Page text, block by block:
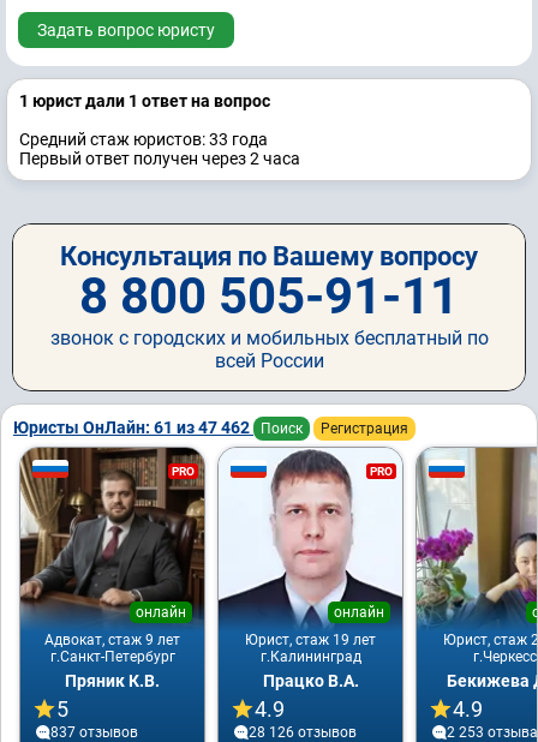
Задать вопрос юристу
1 юрист дали 1 ответ на вопрос
Средний стаж юристов: 33 годa
Первый ответ получен через 2 часа
Консультация по Вашему вопросу
8 800 505-91-11
звонок с городских и мобильных бесплатный по
всей России
Юристы ОнЛайн: 61 из 47 462 Поиск Регистрация
PRO
Адвокат, стаж 9 лет
онлайн
г.Санкт-Петербург
Пряник К.В.
5
837 отзывов
PRO
Юрист, стаж 19 лет
онлайн
г.Калининград
Працко В.А.
4.9
28 126 отзывов
Юрист, стаж
Бекижева
4.9
2 253 отзывa